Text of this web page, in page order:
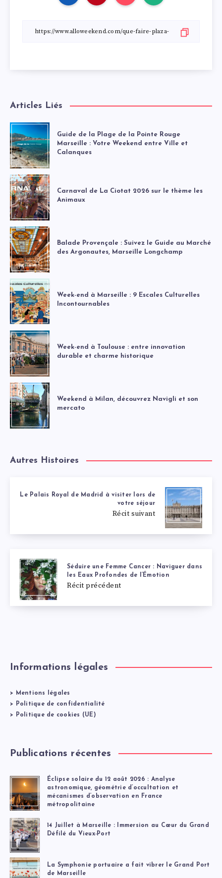
Articles Liés
Guide de la Plage de la Pointe Rouge
Marseille : Votre Weekend entre Ville et
Calanques
Carnaval de La Ciotat 2026 sur le thème les
Animaux
Balade Provençale : Suivez le Guide au Marché
des Argonautes, Marseille Longchamp
Week-end à Marseille : 9 Escales Culturelles
Incontournables
Week-end à Toulouse : entre innovation
durable et charme historique
Weekend à Milan, découvrez Navigli et son
mercato
Autres Histoires
Le Palais Royal de Madrid à visiter lors de
votre séjour
Récit suivant
Séduire une Femme Cancer : Naviguer dans
les Eaux Profondes de l’Émotion
Récit précédent
Informations légales
> Mentions légales
> Politique de confidentialité
> Politique de cookies (UE)
Publications récentes
Éclipse solaire du 12 août 2026 : Analyse
astronomique, géométrie d’occultation et
mécanismes d’observation en France
métropolitaine
14 Juillet à Marseille : Immersion au Cœur du Grand
Défilé du Vieux-Port
La Symphonie portuaire a fait vibrer le Grand Port
de Marseille